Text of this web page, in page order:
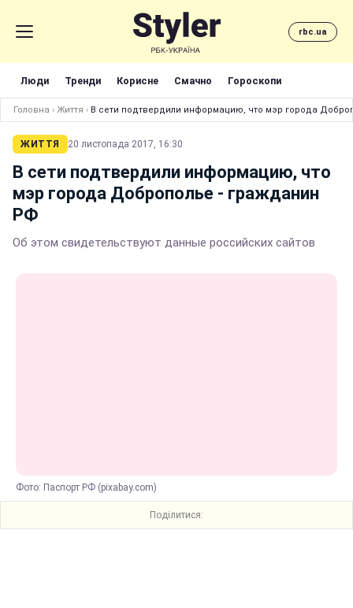
rbc.ua
Люди Тренди Корисне Смачно Гороскопи
Головна › Життя › В сети подтвердили информацию, что мэр города
ЖИТТЯ 20 листопада 2017, 16:30
В сети подтвердили информацию, что
мэр города Доброполье - гражданин
РФ
Об этом свидетельствуют данные российских сайтов
Фото: Паспорт РФ (pixabay.com)
Поділитися: